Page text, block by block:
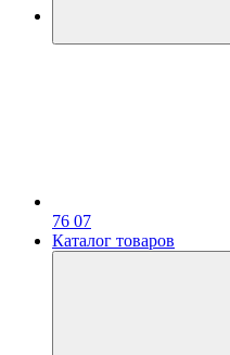
76 07
Каталог товаров